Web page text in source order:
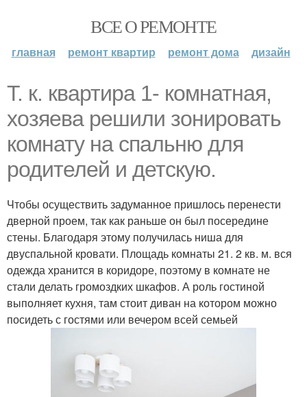
ВСЕ О РЕМОНТЕ
главная ремонт квартир ремонт дома дизайн
Т. к. квартира 1- комнатная,
хозяева решили зонировать
комнату на спальню для
родителей и детскую.
Чтобы осуществить задуманное пришлось перенести
дверной проем, так как раньше он был посередине
стены. Благодаря этому получилась ниша для
двуспальной кровати. Площадь комнаты 21. 2 кв. м. вся
одежда хранится в коридоре, поэтому в комнате не
стали делать громоздких шкафов. А роль гостиной
выполняет кухня, там стоит диван на котором можно
посидеть с гостями или вечером всей семьей